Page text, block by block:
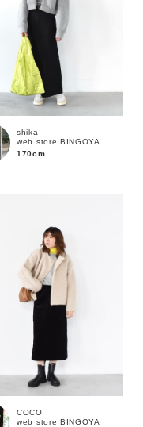
予約商品
在庫なし含む
shika
web store BINGOYA
170cm
COCO
web store BINGOYA